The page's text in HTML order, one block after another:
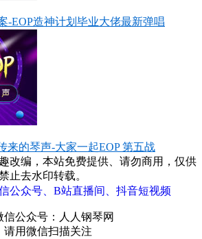
-EOP造神计划毕业大佬最新弹唱
来的琴声-大家一起EOP 第五战
改编，本站免费提供、请勿商用，仅供
止去水印转载。
公众号、B站直播间、抖音短视频
信公众号：人人钢琴网
请用微信扫描关注